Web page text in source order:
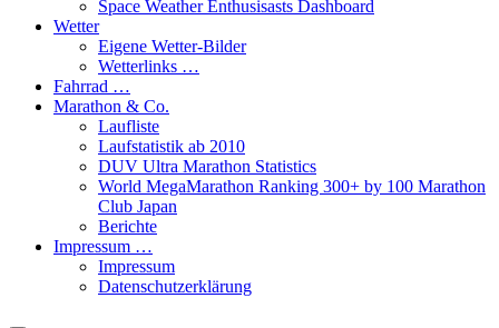
Space Weather Enthusisasts Dashboard
Wetter
Eigene Wetter-Bilder
Wetterlinks …
Fahrrad …
Marathon & Co.
Laufliste
Laufstatistik ab 2010
DUV Ultra Marathon Statistics
World MegaMarathon Ranking 300+ by 100 Marathon
Club Japan
Berichte
Impressum …
Impressum
Datenschutzerklärung